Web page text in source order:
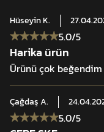
Özellikler:
• Rüzgar geçirmez,
• S.K.E™ silaha
• Mikro polar iç
• Yüksek buhar
HüseyinK.
5.0/5
Harika ürün
Ürünü çok beğendim
ÇağdaşA.
5.0/5